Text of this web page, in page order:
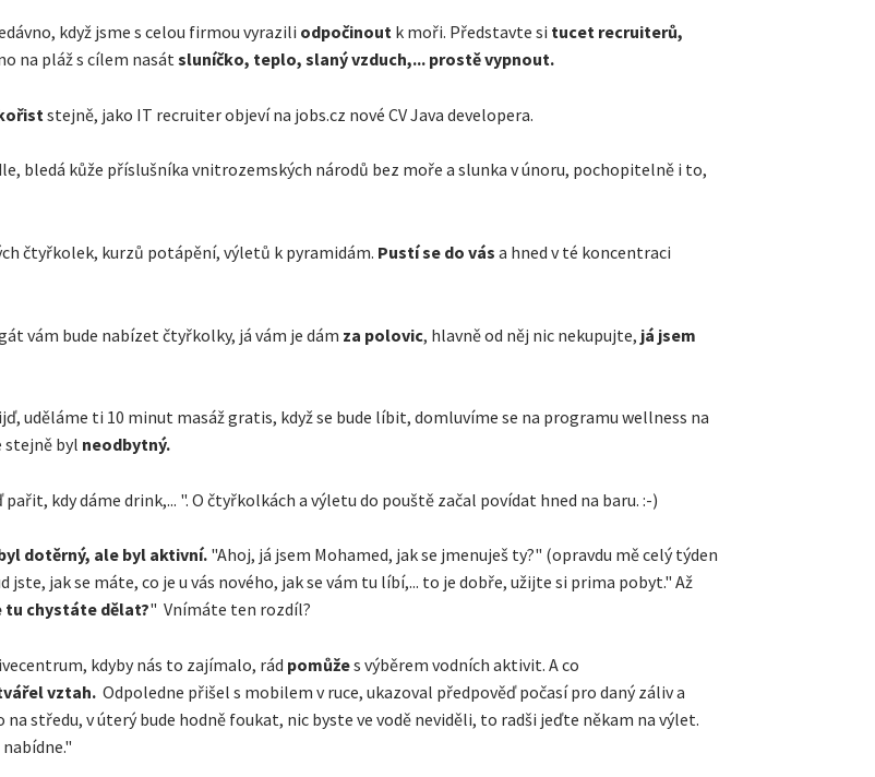
když jsme s celou firmou vyrazili odpočinout k moři. Představte si tucet recruiterů,
na pláž s cílem nasátsluníčko, teplo, slaný vzduch,... prostě vypnout.
stejně, jako IT recruiter objeví na jobs.cz nové CV Java developera.
bledá kůže příslušníka vnitrozemských národů bez moře a slunka v únoru, pochopitelně i to,
čtyřkolek, kurzů potápění, výletů k pyramidám. Pustí se do vás a hned v té koncentraci
vám bude nabízet čtyřkolky, já vám je dám za polovic, hlavně od něj nic nekupujte, já jsem
uděláme ti 10 minut masáž gratis, když se bude líbit, domluvíme se na programu wellness na
stejně byl neodbytný.
kdy dáme drink,... ". O čtyřkolkách a výletu do pouště začal povídat hned na baru. :-)
dotěrný, ale byl aktivní."Ahoj, já jsem Mohamed, jak se jmenuješ ty?" (opravdu mě celý týden
jak se máte, co je u vás nového, jak se vám tu líbí,... to je dobře, užijte si prima pobyt." Až
tu chystáte dělat?" Vnímáte ten rozdíl?
kdyby nás to zajímalo, rád pomůžes výběrem vodních aktivit. A co
vztah. Odpoledne přišel s mobilem v ruce, ukazoval předpověď počasí pro daný záliv a
středu, v úterý bude hodně foukat, nic byste ve vodě neviděli, to radši jeďte někam na výlet.